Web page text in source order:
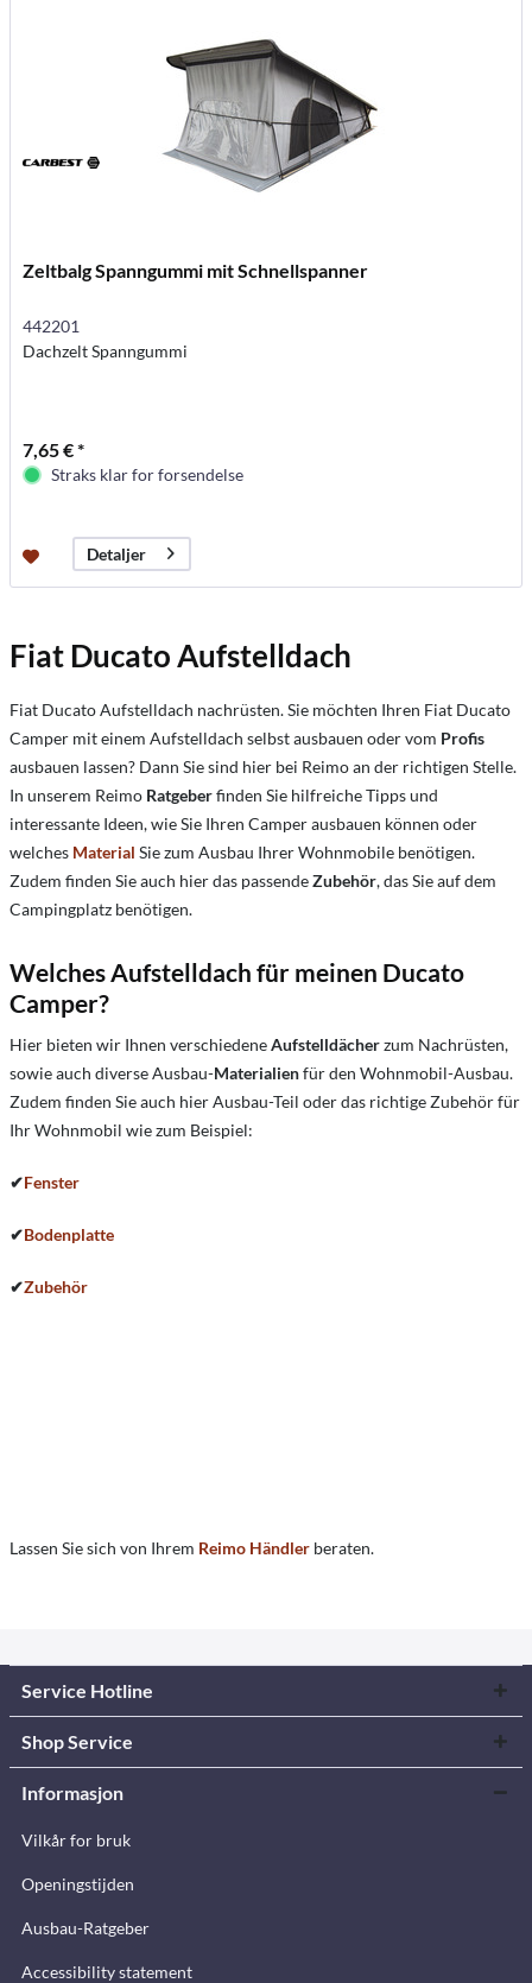
Zeltbalg Spanngummi mit Schnellspanner
442201
Dachzelt Spanngummi
7,65 € *
Straks klar for forsendelse
Detaljer
Fiat Ducato Aufstelldach
Fiat Ducato Aufstelldach nachrüsten. Sie möchten Ihren Fiat Ducato
Camper mit einem Aufstelldach selbst ausbauen oder vom Profis
ausbauen lassen? Dann Sie sind hier bei Reimo an der richtigen Stelle.
In unserem Reimo Ratgeberfinden Sie hilfreiche Tipps und
interessante Ideen, wie Sie Ihren Camper ausbauen können oder
welches Material Sie zum Ausbau Ihrer Wohnmobile benötigen.
Zudem finden Sie auch hier das passendeZubehör, das Sie auf dem
Campingplatz benötigen.
Welches Aufstelldach für meinen Ducato
Camper?
Hier bieten wir Ihnen verschiedeneAufstelldächerzum Nachrüsten,
sowie auch diverse Ausbau-Materialienfür den Wohnmobil-Ausbau.
Zudem finden Sie auch hier Ausbau-Teil oder das richtige Zubehör für
Ihr Wohnmobil wie zum Beispiel:
✔Fenster
✔Bodenplatte
✔Zubehör
Lassen Sie sich von Ihrem Reimo Händler beraten.
Service Hotline
Shop Service
Informasjon
Vilkår for bruk
Openingstijden
Ausbau-Ratgeber
Accessibility statement